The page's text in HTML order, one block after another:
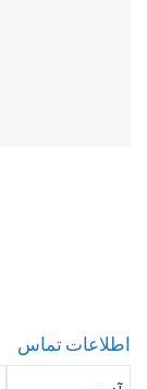
اطلاعات تماس